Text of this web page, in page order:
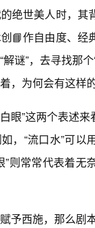
绝世美人时，
📘作自由度、
谜”，去寻找那
，为何会有这样
白眼”这两个表述
，“流口水”可
”则常常代表着
予西施，那么剧